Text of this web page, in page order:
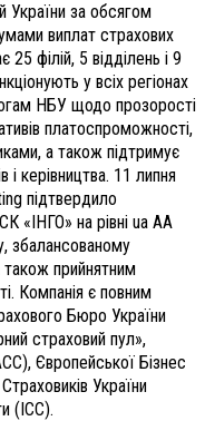
України за обсягом
виплат страхових
філій, 5 відділень і 9
у всіх регіонах
НБУ щодо прозорості
платоспроможності,
а також підтримує
і керівництва. 11 липня
підтвердило
«ІНГО» на рівні ua АА
збалансованому
також прийнятним
Компанія є повним
Бюро України
страховий пул»,
Європейської Бізнес
України
(ICC).